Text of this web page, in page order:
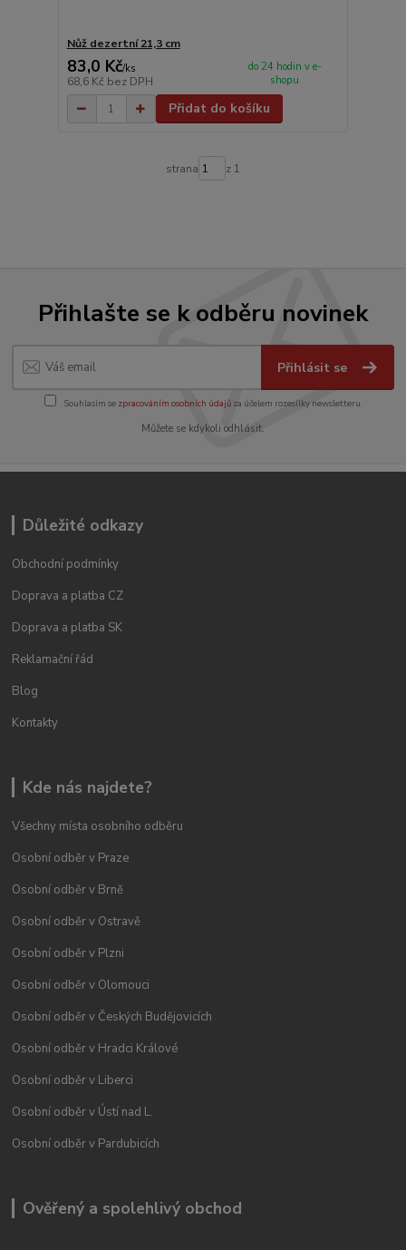
Nůž dezertní 21,3 cm
83,0 Kč/ks
68,6 Kč bez DPH
do 24 hodin v e-
shopu
Přidat do košíku
strana z 1
Přihlašte se k odběru novinek
Přihlásit se
Souhlasím se zpracováním osobních údajůza účelem rozesílky newsletteru.
Můžete se kdykoli odhlásit.
Důležité odkazy
Obchodní podmínky
Doprava a platba CZ
Doprava a platba SK
Reklamační řád
Blog
Kontakty
Kde nás najdete?
Všechny místa osobního odběru
Osobní odběr v Praze
Osobní odběr v Brně
Osobní odběr v Ostravě
Osobní odběr v Plzni
Osobní odběr v Olomouci
Osobní odběr v Českých Budějovicích
Osobní odběr v Hradci Králové
Osobní odběr v Liberci
Osobní odběr v Ústí nad L.
Osobní odběr v Pardubicích
Ověřený a spolehlivý obchod